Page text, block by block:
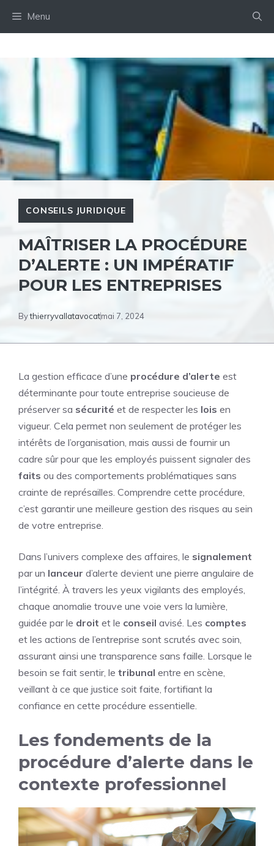
Menu
CONSEILS JURIDIQUE
MAÎTRISER LA PROCÉDURE
D’ALERTE : UN IMPÉRATIF
POUR LES ENTREPRISES
Bythierryvallatavocatmai 7, 2024
La gestion efficace d’une procédure d’alerte est
déterminante pour toute entreprise soucieuse de
préserver sa sécurité et de respecter les lois en
vigueur. Cela permet non seulement de protéger les
intérêts de l’organisation, mais aussi de fournir un
cadre sûr pour que les employés puissent signaler des
faits ou des comportements problématiques sans
crainte de représailles. Comprendre cette procédure,
c’est garantir une meilleure gestion des risques au sein
de votre entreprise.
Dans l’univers complexe des affaires, le signalement
par un lanceur d’alerte devient une pierre angulaire de
l’intégrité. À travers les yeux vigilants des employés,
chaque anomalie trouve une voie vers la lumière,
guidée par le droit et le conseil avisé. Les comptes
et les actions de l’entreprise sont scrutés avec soin,
assurant ainsi une transparence sans faille. Lorsque le
besoin se fait sentir, le tribunal entre en scène,
veillant à ce que justice soit faite, fortifiant la
confiance en cette procédure essentielle.
Les fondements de la
procédure d’alerte dans le
contexte professionnel